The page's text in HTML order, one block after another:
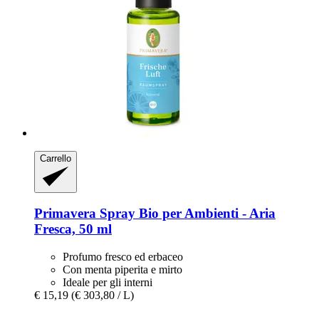
Carrello
Primavera Spray Bio per Ambienti -​ Aria
Fresca, 50 ml
Profumo fresco ed erbaceo
Con menta piperita e mirto
Ideale per gli interni
€ 15,19 (€ 303,80 / L)